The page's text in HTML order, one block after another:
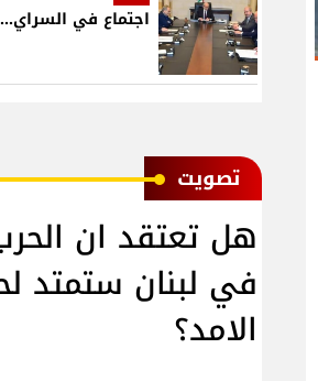
اجتماع في
ﺗﺼﻮﻳﺖ
هل تعتقد ان
في لبنان ستمتد
الامد؟